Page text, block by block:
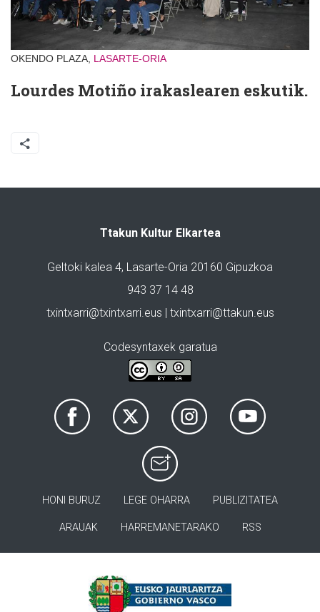
OKENDO PLAZA, LASARTE-ORIA
Lourdes Motiño irakaslearen eskutik.
Ttakun Kultur Elkartea
Geltoki kalea 4, Lasarte-Oria 20160 Gipuzkoa
943 37 14 48
txintxarri@txintxarri.eus | txintxarri@ttakun.eus
Codesyntaxek garatua
HONI BURUZ LEGE OHARRA PUBLIZITATEA
ARAUAK HARREMANETARAKO RSS